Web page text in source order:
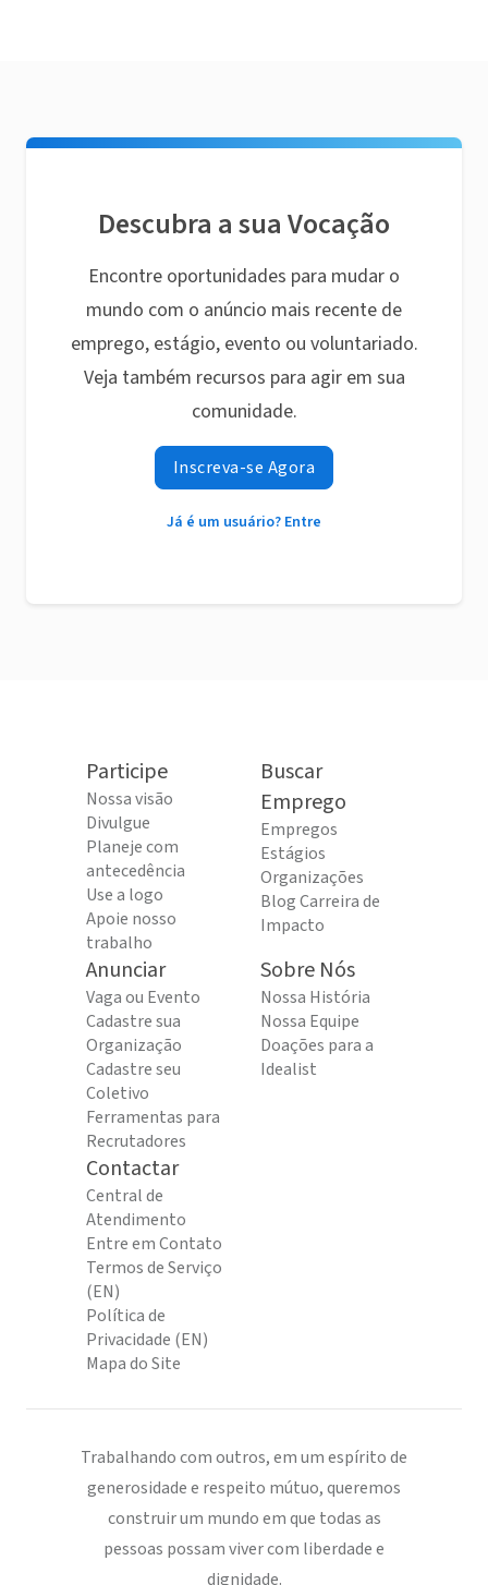
Descubra a sua Vocação
Encontre oportunidades para mudar o
mundo com o anúncio mais recente de
emprego, estágio, evento ou voluntariado.
Veja também recursos para agir em sua
comunidade.
Inscreva-se Agora
Já é um usuário? Entre
Participe
Nossa visão
Divulgue
Planeje com
antecedência
Use a logo
Apoie nosso
trabalho
Buscar
Emprego
Empregos
Estágios
Organizações
Blog Carreira de
Impacto
Anunciar
Vaga ou Evento
Cadastre sua
Organização
Cadastre seu
Coletivo
Ferramentas para
Recrutadores
Sobre Nós
Nossa História
Nossa Equipe
Doações para a
Idealist
Contactar
Central de
Atendimento
Entre em Contato
Termos de Serviço
(EN)
Política de
Privacidade (EN)
Mapa do Site
Trabalhando com outros, em um espírito de
generosidade e respeito mútuo, queremos
construir um mundo em que todas as
pessoas possam viver com liberdade e
dignidade.